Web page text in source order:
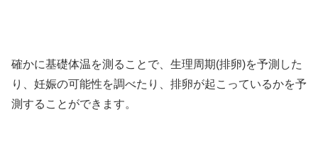
確かに基礎体温を測ることで、生理周期(排卵)を予測した
り、妊娠の可能性を調べたり、排卵が起こっているかを予
測することができます。